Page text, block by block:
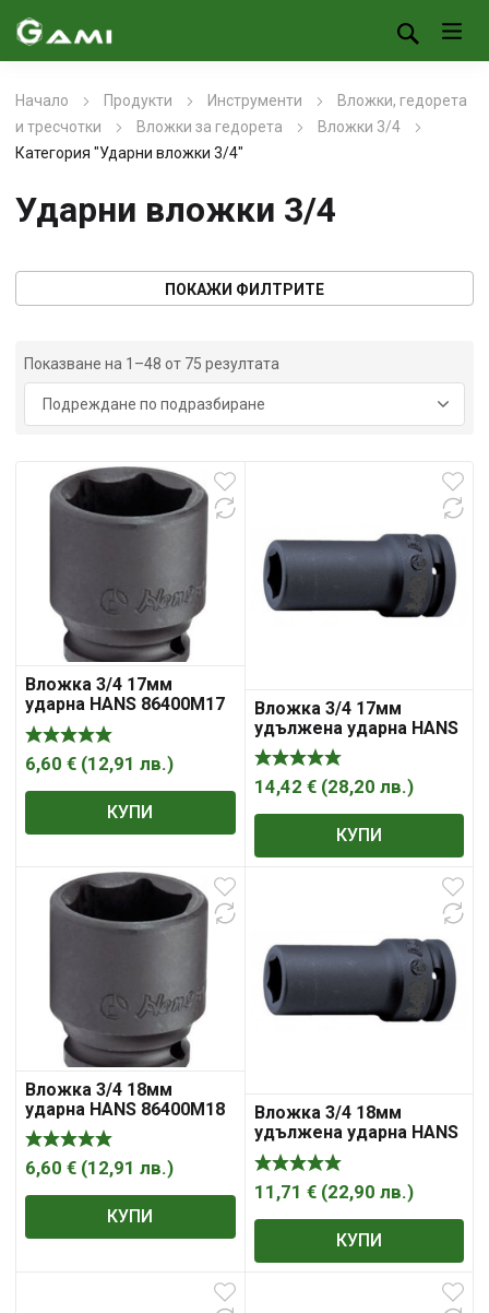
Начало Продукти Инструменти
Вложки, гедорета
и тресчотки
Вложки за гедорета
Вложки 3/4
Категория "Ударни вложки 3/4"
Ударни вложки 3/4
ПОКАЖИ ФИЛТРИТЕ
Показване на 1–48 от 75 резултата
Вложка 3/4 17мм
ударна HANS 86400M17
6,60 € (12,91 лв.)
КУПИ
Вложка 3/4 17мм
удължена ударна HANS
86300М17
14,42 € (28,20 лв.)
КУПИ
Вложка 3/4 18мм
ударна HANS 86400М18
6,60 € (12,91 лв.)
КУПИ
Вложка 3/4 18мм
удължена ударна HANS
86300M18
11,71 € (22,90 лв.)
КУПИ